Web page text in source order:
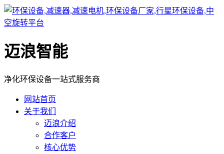
迈浪智能
净化环保设备一站式服务商
网站首页
关于我们
迈浪介绍
合作客户
核心优势